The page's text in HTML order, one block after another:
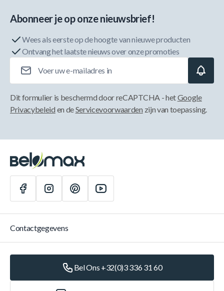
Abonneer je op onze nieuwsbrief!
Wees als eerste op de hoogte van nieuwe producten
Ontvang het laatste nieuws over onze promoties
Dit formulier is beschermd door reCAPTCHA - hetGoogle
Privacybeleid en deServicevoorwaarden zijn van toepassing.
Contactgegevens
Bel Ons +32(0)3 336 31 60